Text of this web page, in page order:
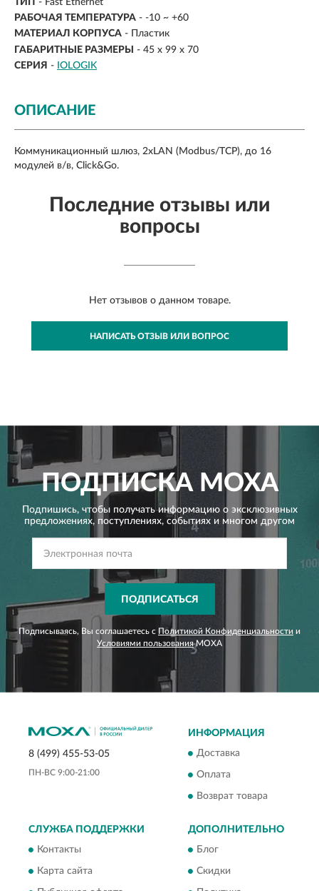
РАБОЧАЯ ТЕМПЕРАТУРА - -10 ~ +60
МАТЕРИАЛ КОРПУСА - Пластик
ГАБАРИТНЫЕ РАЗМЕРЫ
- 45 х 99 х 70
СЕРИЯ - IOLOGIK
ОПИСАНИЕ
Коммуникационный шлюз, 2xLAN (Modbus/TCP), до 16
модулей в/в, Click&Go.
Последние отзывы или
вопросы
Нет отзывов о данном товаре.
НАПИСАТЬ ОТЗЫВ ИЛИ ВОПРОС
ПОДПИСКАMOXA
Подпишись, чтобы получать информацию о эксклюзивных
предложениях, поступлениях, событиях и многом другом
ПОДПИСАТЬСЯ
Подписываясь, Вы соглашаетесь с Политикой Конфиденциальности и
Условиями пользованияMOXA
8 (499) 455-53-05
ПН-ВС 9:00-21:00
ИНФОРМАЦИЯ
Доставка
Оплата
Возврат товара
СЛУЖБА ПОДДЕРЖКИ
Контакты
Карта сайта
ДОПОЛНИТЕЛЬНО
Блог
Скидки